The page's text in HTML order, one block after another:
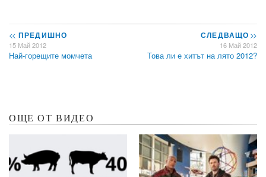
<< ПРЕДИШНО
15 Май 2012
Най-горещите момчета
СЛЕДВАЩО>>
16 Май 2012
Това ли е хитът на лято 2012?
ОЩЕ ОТ ВИДЕО